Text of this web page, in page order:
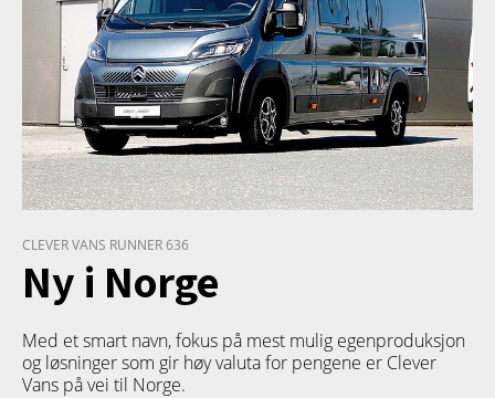
CLEVER VANS RUNNER 636
Ny i Norge
Med et smart navn, fokus på mest mulig egenproduksjon
og løsninger som gir høy valuta for pengene er Clever
Vans på vei til Norge.